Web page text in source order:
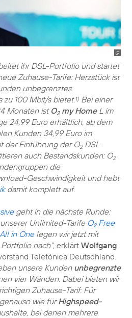
ihr DSL-Portfolio und startet
Zuhause-Tarife: Herzstück ist
unbegrenztes
zu 100 Mbit/s bietet. 1) Bei einer
Monaten ist O2my HomeL im
24,99 Euro erhältlich, ab dem
Kunden 34,99 Euro im
der Einführung der O2DSL-
auch Bestandskunden: O2
die
Geschwindigkeit und hebt
damit komplett auf.
geht in die nächste Runde:
Unlimited-Tarife O2Free
in Onelegen wir jetzt mit
nach“, erklärt Wolfgang
Telefónica Deutschland.
unsere Kundenunbegrenzte
vier Wänden. Dabei bieten wir
Zuhause-Tarif: Für
wie fürHighspeed-
bei denen mehrere